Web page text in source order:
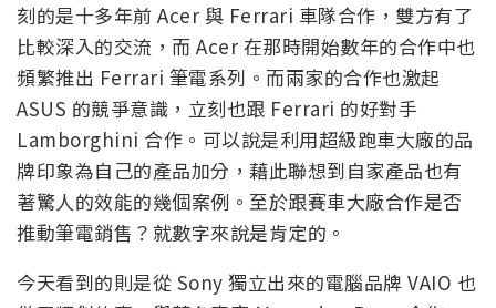
刻的是十多年前 Acer 與 Ferrari 車隊合作，雙方有了
比較深入的交流，而 Acer 在那時開始數年的合作中也
頻繁推出 Ferrari 筆電系列。而兩家的合作也激起
ASUS 的競爭意識，立刻也跟 Ferrari 的好對手
Lamborghini 合作。可以說是利用超級跑車大廠的品
牌印象為自己的產品加分，藉此聯想到自家產品也有
著驚人的效能的幾個案例。至於跟賽車大廠合作是否
推動筆電銷售？就數字來說是肯定的。
今天看到的則是從 Sony 獨立出來的電腦品牌 VAIO 也